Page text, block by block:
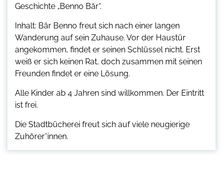
Geschichte „Benno Bär“.
Inhalt: Bär Benno freut sich nach einer langen
Wanderung auf sein Zuhause. Vor der Haustür
angekommen, findet er seinen Schlüssel nicht. Erst
weiß er sich keinen Rat, doch zusammen mit seinen
Freunden findet er eine Lösung.
Alle Kinder ab 4 Jahren sind willkommen. Der Eintritt
ist frei.
Die Stadtbücherei freut sich auf viele neugierige
Zuhörer*innen.